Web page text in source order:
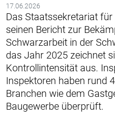
17.06.2026
Das Staatssekretariat
seinen Bericht zur
Schwarzarbeit in der
das Jahr 2025 zeichnet
Kontrollintensität aus.
Inspektoren haben rund
Branchen wie dem
Baugewerbe überprüft.